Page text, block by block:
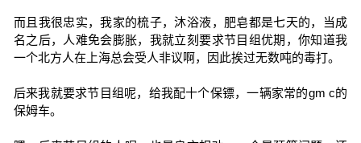
而且我很忠实，我家的梳子，沐浴液，肥皂都是七天的，当成
名之后，人难免会膨胀，我就立刻要求节目组优期，你知道我
一个北方人在上海总会受人非议啊，因此挨过无数吨的毒打。
后来我就要求节目组呢，给我配十个保镖，一辆家常的gm c的
保姆车。